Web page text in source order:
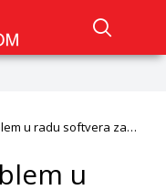
u radu softvera za
u